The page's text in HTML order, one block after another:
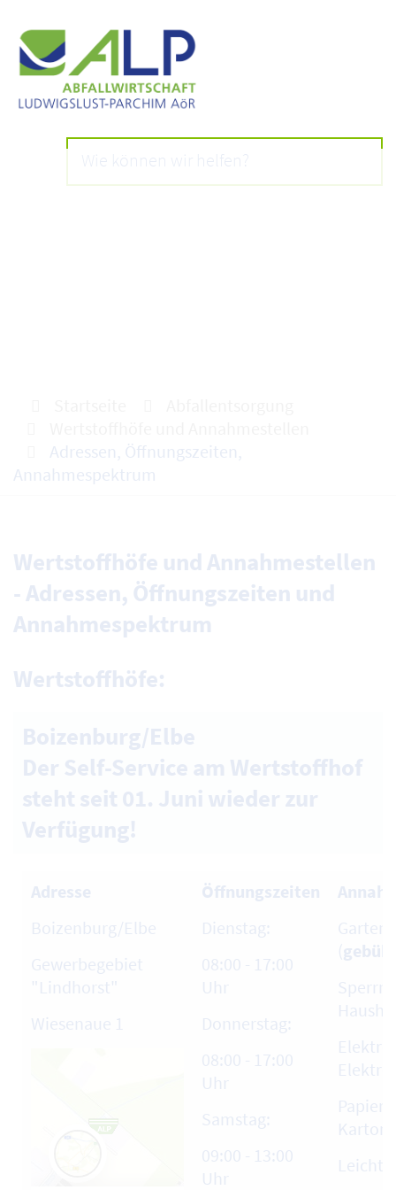
Adressen, Öffnungszeiten,
Annahmespektrum
Wertstoffhöfe und Annahmestellen
- Adressen, Öffnungszeiten und
Annahmespektrum
Wertstoffhöfe:
Adresse
Boizenburg/Elbe
Gewerbegebiet
"Lindhorst"
Wiesenaue 1
Öffnungszeiten
Dienstag:
08:00 - 17:00
Uhr
Donnerstag:
08:00 - 17:00
Uhr
Samstag:
09:00 - 13:00
Uhr
(
Papier,